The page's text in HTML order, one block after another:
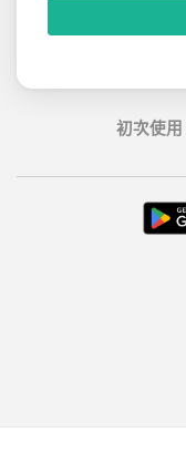
初次使